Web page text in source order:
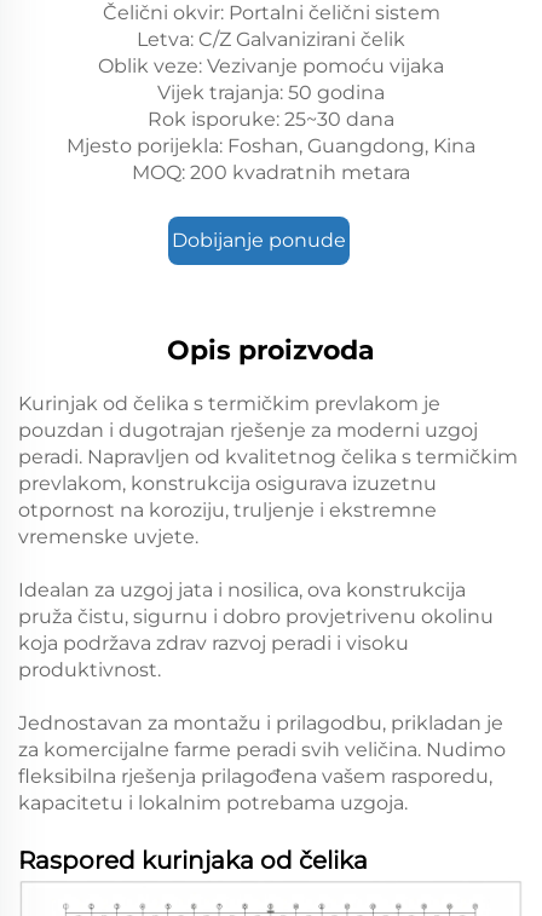
Čelični okvir: Portalni čelični sistem
Letva: C/Z Galvanizirani čelik
Oblik veze: Vezivanje pomoću vijaka
Vijek trajanja: 50 godina
Rok isporuke: 25~30 dana
Mjesto porijekla: Foshan, Guangdong, Kina
MOQ: 200 kvadratnih metara
Dobijanje ponude
Opis proizvoda
Kurinjak od čelika s termičkim prevlakom je
pouzdan i dugotrajan rješenje za moderni uzgoj
peradi. Napravljen od kvalitetnog čelika s termičkim
prevlakom, konstrukcija osigurava izuzetnu
otpornost na koroziju, truljenje i ekstremne
vremenske uvjete.
Idealan za uzgoj jata i nosilica, ova konstrukcija
pruža čistu, sigurnu i dobro provjetrivenu okolinu
koja podržava zdrav razvoj peradi i visoku
produktivnost.
Jednostavan za montažu i prilagodbu, prikladan je
za komercijalne farme peradi svih veličina. Nudimo
fleksibilna rješenja prilagođena vašem rasporedu,
kapacitetu i lokalnim potrebama uzgoja.
Raspored kurinjaka od čelika